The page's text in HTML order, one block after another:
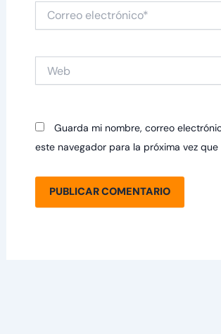
Correo
electrónico*
Guarda mi nombre, correo
este navegador para la próxima vez que